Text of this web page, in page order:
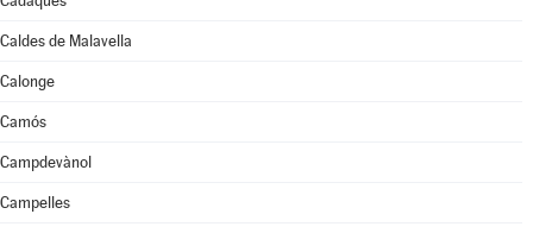
Caldes de Malavella
Calonge
Camós
Campdevànol
Campelles